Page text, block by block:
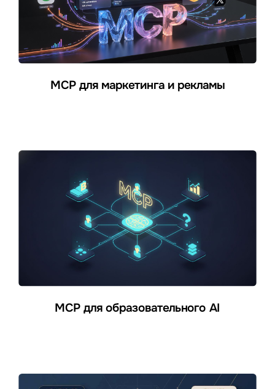
MCP для маркетинга и рекламы
MCP для образовательного AI